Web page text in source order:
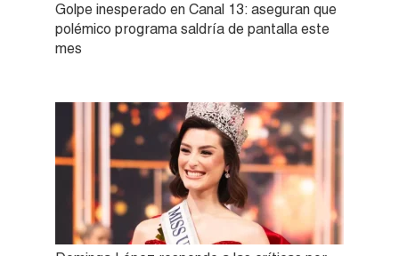
Golpe inesperado en Canal 13: aseguran que
polémico programa saldría de pantalla este
mes